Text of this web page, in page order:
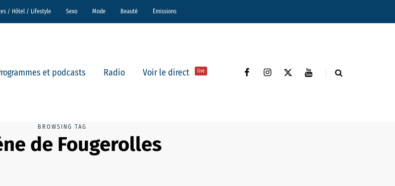
/ Hôtel / Lifestyle Sexo Mode Beauté Émissions
et podcasts Radio Voir le direct live
BROWSING TAG
de Fougerolles